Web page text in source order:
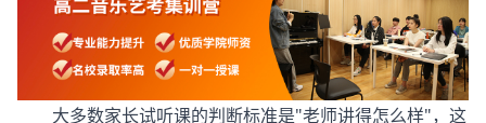
大多数家长试听课的判断标准是"老师讲得怎么样"，这